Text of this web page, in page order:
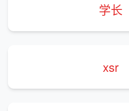
学长
xsr